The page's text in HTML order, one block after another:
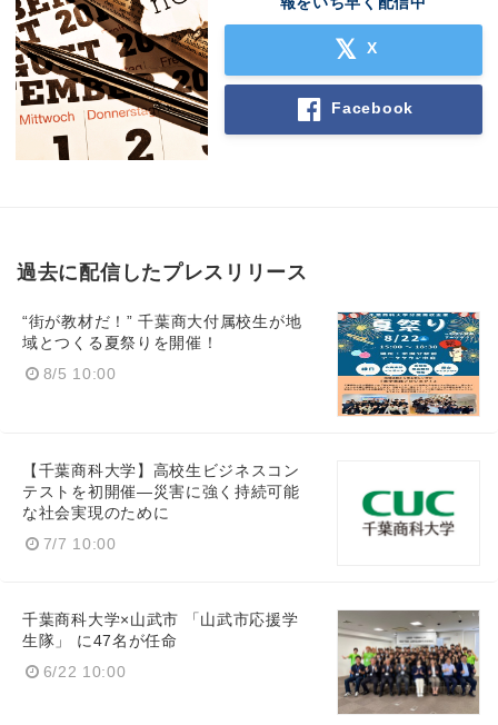
X
Facebook
過去に配信したプレスリリース
“街が教材だ！” 千葉商大付属校生が地
域とつくる夏祭りを開催！
8/5 10:00
【千葉商科大学】高校生ビジネスコン
テストを初開催―災害に強く持続可能
な社会実現のために
7/7 10:00
千葉商科大学×山武市 「山武市応援学
生隊」 に47名が任命
6/22 10:00